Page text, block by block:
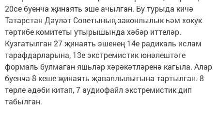
20се буенча җинаять эше ачылган. Бу турыда кичә
Татарстан Дәүләт Советының законлылык һәм хокук
тәртибе комитеты утырышында хәбәр иттеләр.
Кузгатылган 27 җинаять эшенең 14е радикаль ислам
тарафдарларына, 13е экстремистик юнәлештәге
формаль булмаган яшьләр хәрәкәтләренә кагыла. Алар
буенча 8 кеше җинаять җавап­лылыгына тартылган. 8
төрле әдәби китап, 7 аудиофайл экстремистик дип
табылган.